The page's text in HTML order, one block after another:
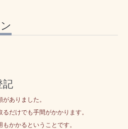
記
ありました。
だけでも手間がかかります。
かかるということです。